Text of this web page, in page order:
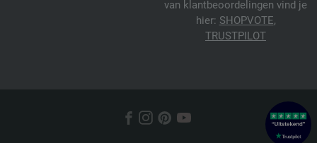
van klantbeoordelingen vind je
hier: SHOPVOTE,
TRUSTPILOT